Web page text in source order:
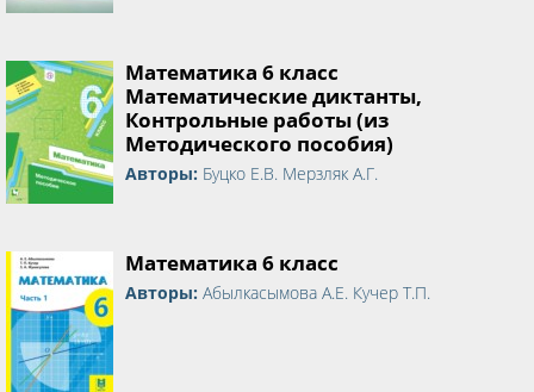
Математика 6 класс
Математические диктанты,
Контрольные работы (из
Методического пособия)
Авторы: Буцко Е.В. Мерзляк А.Г.
Математика 6 класс
Авторы: Абылкасымова А.Е. Кучер Т.П.